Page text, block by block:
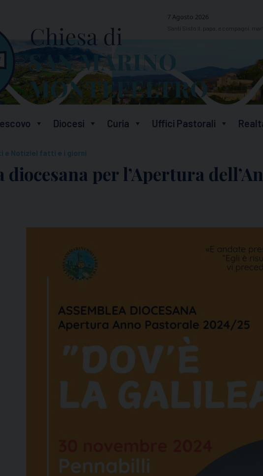
7 Agosto 2026
Santi Sisto II, papa, e compagni,
Diocesi Curia Uffici Pastorali
e NotizieI fatti e i giorni
diocesana per l’Apertura